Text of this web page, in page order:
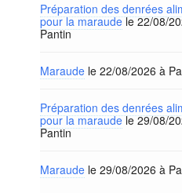
Préparation des denrées
pour la maraudele 22/08/
Pantin
Maraude le 22/08/2026 à
Préparation des denrées
pour la maraudele 29/08/
Pantin
Maraude le 29/08/2026 à